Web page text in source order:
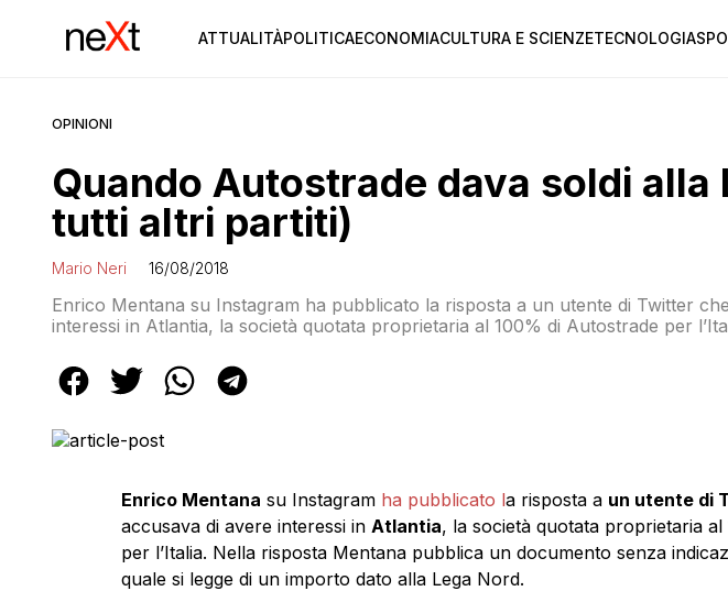
ATTUALITÀPOLITICAECONOMIACULTURA E SCIENZETECNOLOGIA
OPINIONI
Quando Autostrade dava soldi alla
tutti altri partiti)
Mario Neri 16/08/2018
Enrico Mentana su Instagram ha pubblicato la risposta a un utente di Twitter
interessi in Atlantia, la società quotata proprietaria al 100% di Autostrade per
stesso Mentana […]
Enrico Mentana su Instagram ha pubblicato la risposta a un utente di
accusava di avere interessi in Atlantia, la società quotata proprietaria
per l’Italia. Nella risposta Mentana pubblica un documento senza
quale si legge di un importo dato alla Lega Nord.